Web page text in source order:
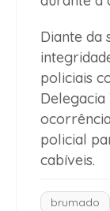
Diante da
policiais
policial
cabíveis.
brumado